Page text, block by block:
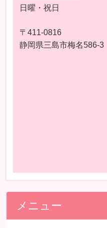
日曜・祝日
〒411-0816
静岡県三島市梅名586-3
メニュー